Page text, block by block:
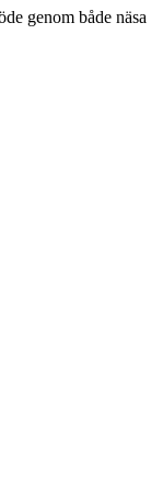
genom både